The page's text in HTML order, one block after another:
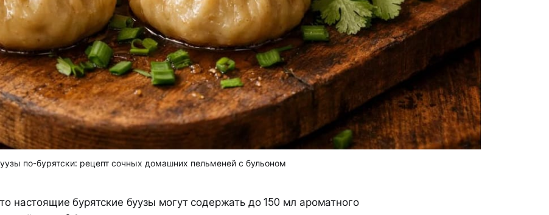
по-бурятски: рецепт сочных домашних пельменей с бульоном
настоящие бурятские буузы могут содержать до 150 мл ароматного